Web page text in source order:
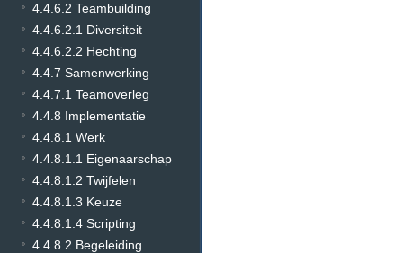
4.4.6.2 Teambuilding
4.4.6.2.1 Diversiteit
4.4.6.2.2 Hechting
4.4.7 Samenwerking
4.4.7.1 Teamoverleg
4.4.8 Implementatie
4.4.8.1 Werk
4.4.8.1.1 Eigenaarschap
4.4.8.1.2 Twijfelen
4.4.8.1.3 Keuze
4.4.8.1.4 Scripting
4.4.8.2 Begeleiding